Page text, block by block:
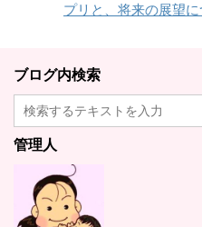
プリと、将来の展望に
ブログ内検索
管理人